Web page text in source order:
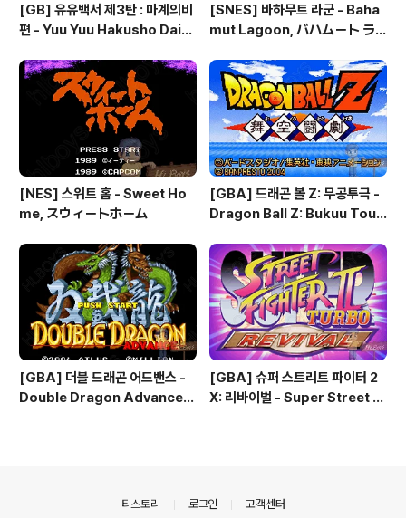
[GB] 유유백서 제3탄 : 마계의비
편 - Yuu Yuu Hakusho Dai-3
☆遊☆白書 第3弾 魔界の扉編
[SNES] 바하무트 라군 - Baha
mut Lagoon, バハムート ラ
[NES] 스위트 홈 - Sweet Ho
me, スウィートホーム
[GBA] 드래곤 볼 Z: 무공투극 -
Dragon Ball Z: Bukuu Toug
劇, 드래곤 볼 Z: 슈퍼소닉 워리어
즈 - Dragon Ball Z: Superso
nic Warriors
[GBA] 더블 드래곤 어드밴스 -
Double Dragon Advance,
[GBA] 슈퍼 스트리트 파이터 2
X: 리바이벌 - Super Street Fi
Fighter 2 Turbo: Revival
티스토리 로그인 고객센터